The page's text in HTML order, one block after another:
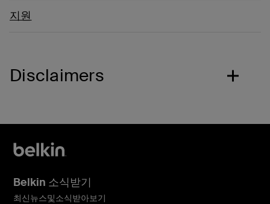
지원
Disclaimers
Belkin 소식받기
최신뉴스및소식받아보기